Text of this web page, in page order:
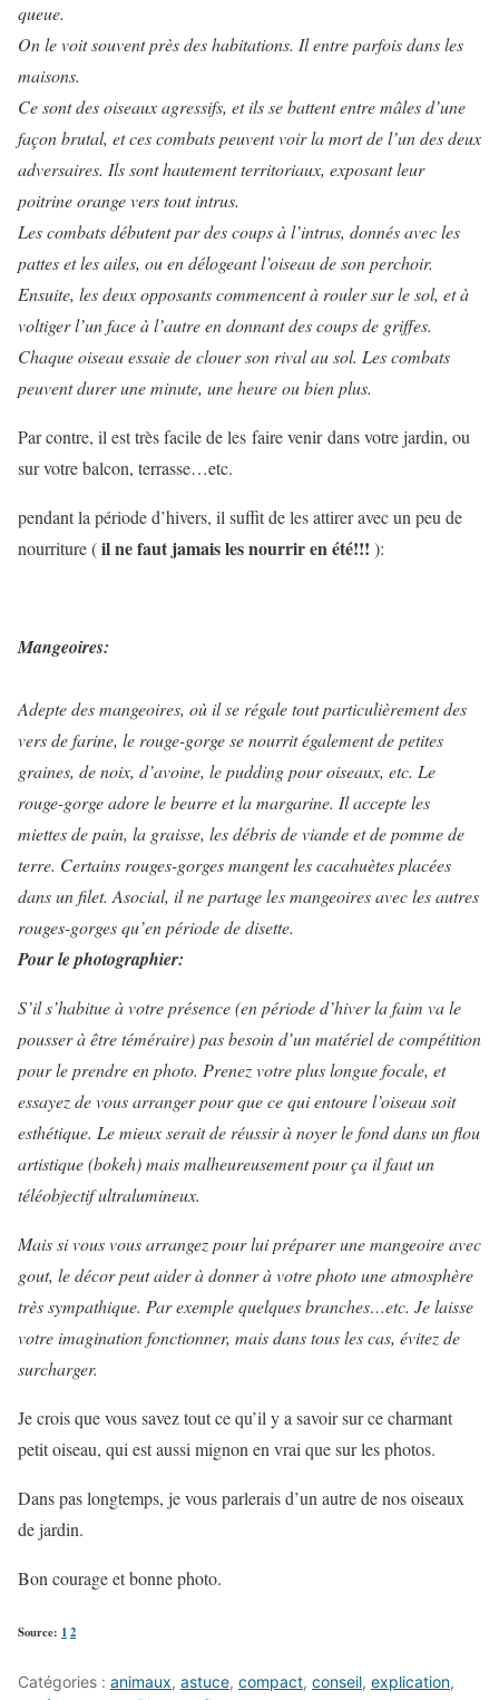
queue.
On le voit souvent près des habitations. Il entre parfois dans les
maisons.
Ce sont des oiseaux agressifs, et ils se battent entre mâles d’une
façon brutal, et ces combats peuvent voir la mort de l’un des deux
adversaires. Ils sont hautement territoriaux, exposant leur
poitrine orange vers tout intrus.
Les combats débutent par des coups à l’intrus, donnés avec les
pattes et les ailes, ou en délogeant l’oiseau de son perchoir.
Ensuite, les deux opposants commencent à rouler sur le sol, et à
voltiger l’un face à l’autre en donnant des coups de griffes.
Chaque oiseau essaie de clouer son rival au sol. Les combats
peuvent durer une minute, une heure ou bien plus.
Par contre, il est très facile de les faire venir dans votre jardin, ou
sur votre balcon, terrasse…etc.
pendant la période d’hivers, il suffit de les attirer avec un peu de
nourriture(il ne faut jamais les nourrir en été!!! ):
Mangeoires:
Adepte des mangeoires, où il se régale tout particulièrement des
vers de farine, le rouge-gorge se nourrit également de petites
graines, de noix, d’avoine, le pudding pour oiseaux, etc. Le
rouge-gorge adore le beurre et la margarine. Il accepte les
miettes de pain, la graisse, les débris de viande et de pomme de
terre. Certains rouges-gorges mangent les cacahuètes placées
dans un filet. Asocial, il ne partage les mangeoires avec les autres
rouges-gorges qu’en période de disette.
Pour le photographier:
S’il s’habitue à votre présence (en période d’hiver la faim va le
pousser à être téméraire) pas besoin d’un matériel de compétition
pour le prendre en photo. Prenez votre plus longue focale, et
essayez de vous arranger pour que ce qui entoure l’oiseau soit
esthétique. Le mieux serait de réussir à noyer le fond dans un flou
artistique (bokeh) mais malheureusement pour ça il faut un
téléobjectif ultralumineux.
Mais si vous vous arrangez pour lui préparer une mangeoire avec
gout, le décor peut aider à donner à votre photo une atmosphère
très sympathique. Par exemple quelques branches…etc. Je laisse
votre imagination fonctionner, mais dans tous les cas, évitez de
surcharger.
Je crois que vous savez tout ce qu’il y a savoir sur ce charmant
petit oiseau, qui est aussi mignon en vrai que sur les photos.
Dans pas longtemps, je vous parlerais d’un autre de nos oiseaux
de jardin.
Bon courage et bonne photo.
Source: 12
Catégories : animaux, astuce, compact, conseil, explication,